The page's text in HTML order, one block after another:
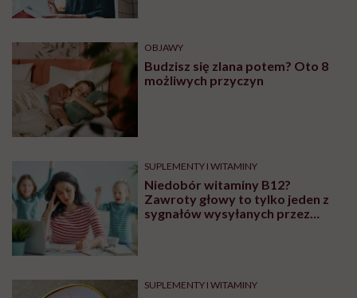
OBJAWY
Budzisz się zlana potem? Oto 8
możliwych przyczyn
SUPLEMENTY I WITAMINY
Niedobór witaminy B12?
Zawroty głowy to tylko jeden z
sygnałów wysyłanych przez
SUPLEMENTY I WITAMINY